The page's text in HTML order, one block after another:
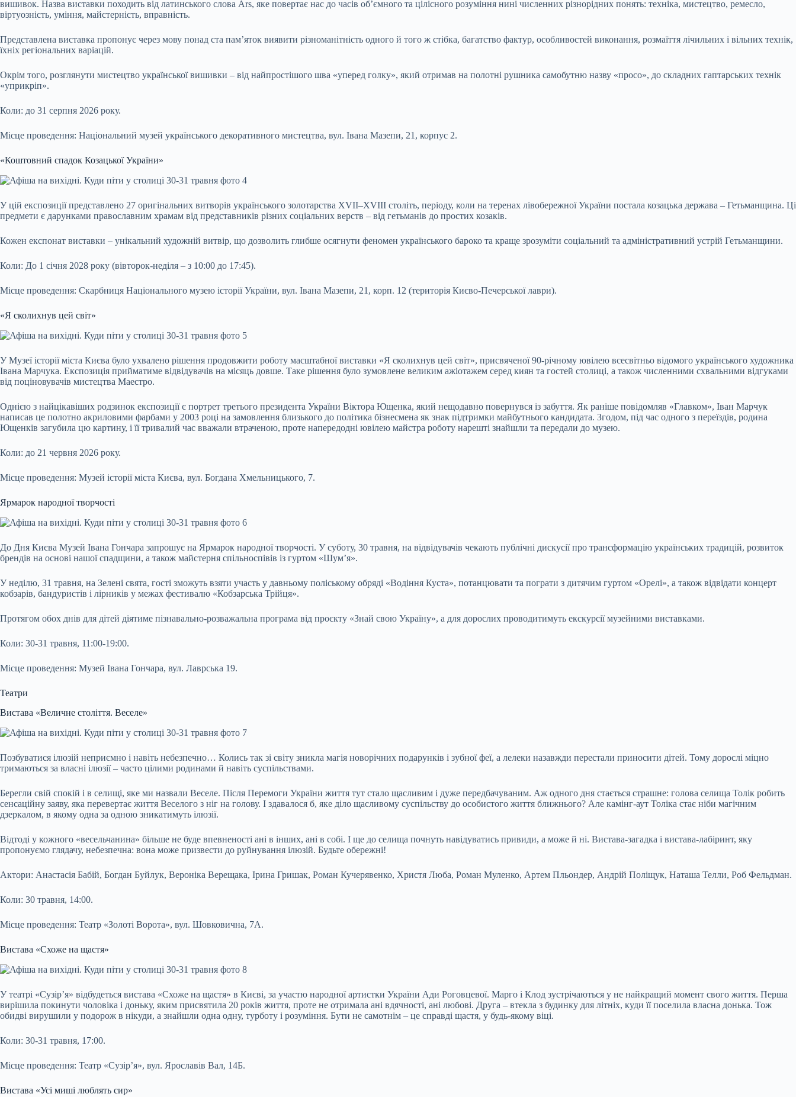
вишивок. Назва виставки походить від латинського слова Ars, яке повертає нас до часів об’ємного та цілісного розуміння нині численних різнорідних понять: техніка, мистецтво, ремесло,
віртуозність, уміння, майстерність, вправність.
Представлена виставка пропонує через мову понад ста пам’яток виявити різноманітність одного й того ж стібка, багатство фактур, особливостей виконання, розмаїття лічильних і вільних технік,
їхніх регіональних варіацій.
Окрім того, розглянути мистецтво української вишивки – від найпростішого шва «уперед голку», який отримав на полотні рушника самобутню назву «просо», до складних гаптарських технік
«уприкріп».
Коли: до 31 серпня 2026 року.
Місце проведення: Національний музей українського декоративного мистецтва, вул. Івана Мазепи, 21, корпус 2.
«Коштовний спадок Козацької України»
У цій експозиції представлено 27 оригінальних витворів українського золотарства XVII–XVIII століть, періоду, коли на теренах лівобережної України постала козацька держава – Гетьманщина. Ці
предмети є дарунками православним храмам від представників різних соціальних верств – від гетьманів до простих козаків.
Кожен експонат виставки – унікальний художній витвір, що дозволить глибше осягнути феномен українського бароко та краще зрозуміти соціальний та адміністративний устрій Гетьманщини.
Коли: До 1 січня 2028 року (вівторок-неділя – з 10:00 до 17:45).
Місце проведення: Скарбниця Національного музею історії України, вул. Івана Мазепи, 21, корп. 12 (територія Києво-Печерської лаври).
«Я сколихнув цей світ»
У Музеї історії міста Києва було ухвалено рішення продовжити роботу масштабної виставки «Я сколихнув цей світ», присвяченої 90-річному ювілею всесвітньо відомого українського художника
Івана Марчука. Експозиція прийматиме відвідувачів на місяць довше. Таке рішення було зумовлене великим ажіотажем серед киян та гостей столиці, а також численними схвальними відгуками
від поціновувачів мистецтва Маестро.
Однією з найцікавіших родзинок експозиції є портрет третього президента України Віктора Ющенка, який нещодавно повернувся із забуття. Як раніше повідомляв «Главком», Іван Марчук
написав це полотно акриловими фарбами у 2003 році на замовлення близького до політика бізнесмена як знак підтримки майбутнього кандидата. Згодом, під час одного з переїздів, родина
Ющенків загубила цю картину, і її тривалий час вважали втраченою, проте напередодні ювілею майстра роботу нарешті знайшли та передали до музею.
Коли: до 21 червня 2026 року.
Місце проведення: Музей історії міста Києва, вул. Богдана Хмельницького, 7.
Ярмарок народної творчості
До Дня Києва Музей Івана Гончара запрошує на Ярмарок народної творчості. У суботу, 30 травня, на відвідувачів чекають публічні дискусії про трансформацію українських традицій, розвиток
брендів на основі нашої спадщини, а також майстерня спільноспівів із гуртом «Шум’я».
У неділю, 31 травня, на Зелені свята, гості зможуть взяти участь у давньому поліському обряді «Водіння Куста», потанцювати та пограти з дитячим гуртом «Орелі», а також відвідати концерт
кобзарів, бандуристів і лірників у межах фестивалю «Кобзарська Трійця».
Протягом обох днів для дітей діятиме пізнавально-розважальна програма від проєкту «Знай свою Україну», а для дорослих проводитимуть екскурсії музейними виставками.
Коли: 30-31 травня, 11:00-19:00.
Місце проведення: Музей Івана Гончара, вул. Лаврська 19.
Театри
Вистава «Величне століття. Веселе»
Позбуватися ілюзій неприємно і навіть небезпечно… Колись так зі світу зникла магія новорічних подарунків і зубної феї, а лелеки назавжди перестали приносити дітей. Тому дорослі міцно
тримаються за власні ілюзії – часто цілими родинами й навіть суспільствами.
Берегли свій спокій і в селищі, яке ми назвали Веселе. Після Перемоги України життя тут стало щасливим і дуже передбачуваним. Аж одного дня стається страшне: голова селища Толік робить
сенсаційну заяву, яка перевертає життя Веселого з ніг на голову. І здавалося б, яке діло щасливому суспільству до особистого життя ближнього? Але камінг-аут Толіка стає ніби магічним
дзеркалом, в якому одна за одною зникатимуть ілюзії.
Відтоді у кожного «весельчанина» більше не буде впевненості ані в інших, ані в собі. І ще до селища почнуть навідуватись привиди, а може й ні. Вистава-загадка і вистава-лабіринт, яку
пропонуємо глядачу, небезпечна: вона може призвести до руйнування ілюзій. Будьте обережні!
Актори: Анастасія Бабій, Богдан Буйлук, Вероніка Верещака, Ірина Гришак, Роман Кучерявенко, Христя Люба, Роман Муленко, Артем Пльондер, Андрій Поліщук, Наташа Телли, Роб Фельдман.
Коли: 30 травня, 14:00.
Місце проведення: Театр «Золоті Ворота», вул. Шовковична, 7А.
Вистава «Схоже на щастя»
У театрі «Сузір’я» відбудеться вистава «Схоже на щастя» в Києві, за участю народної артистки України Ади Роговцевої. Марго і Клод зустрічаються у не найкращий момент свого життя. Перша
вирішила покинути чоловіка і доньку, яким присвятила 20 років життя, проте не отримала ані вдячності, ані любові. Друга – втекла з будинку для літніх, куди її поселила власна донька. Тож
обидві вирушили у подорож в нікуди, а знайшли одна одну, турботу і розуміння. Бути не самотнім – це справді щастя, у будь-якому віці.
Коли: 30-31 травня, 17:00.
Місце проведення: Театр «Сузір’я», вул. Ярославів Вал, 14Б.
Вистава «Усі миші люблять сир»